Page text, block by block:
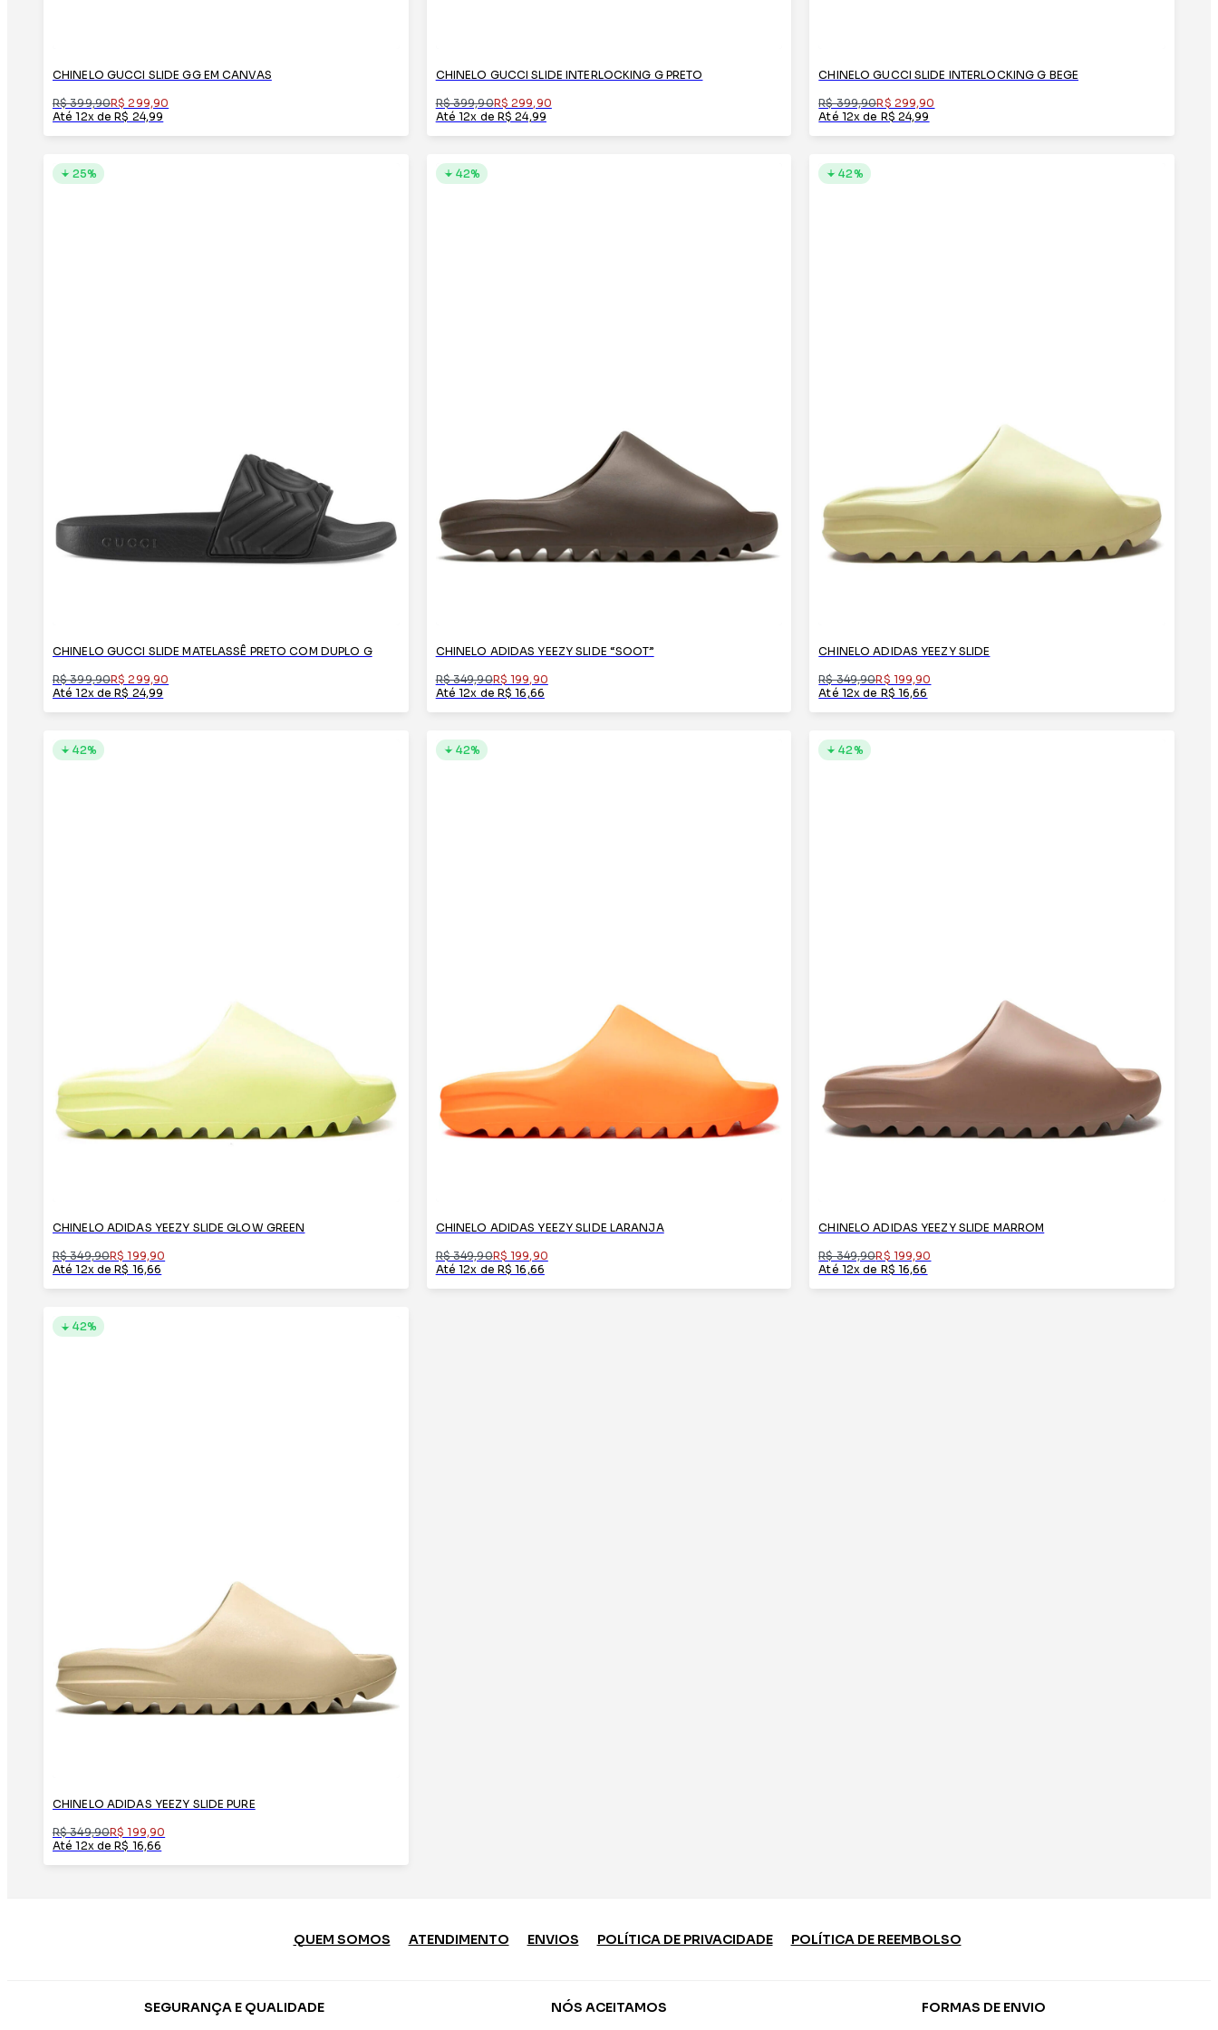
CHINELO GUCCI SLIDE GG EM CANVAS
R$ 399,90R$ 299,90
Até 12x de R$ 24,99
CHINELO GUCCI SLIDE INTERLOCKING G PRETO
R$ 399,90R$ 299,90
Até 12x de R$ 24,99
CHINELO GUCCI SLIDE INTERLOCKING G BEGE
R$ 399,90R$ 299,90
Até 12x de R$ 24,99
CHINELO GUCCI SLIDE MATELASSÊ PRETO COM DUPLO G
R$ 399,90R$ 299,90
Até 12x de R$ 24,99
25%
CHINELO ADIDAS YEEZY SLIDE “SOOT”
R$ 349,90R$ 199,90
Até 12x de R$ 16,66
42%
CHINELO ADIDAS YEEZY SLIDE
R$ 349,90R$ 199,90
Até 12x de R$ 16,66
42%
CHINELO ADIDAS YEEZY SLIDE GLOW GREEN
R$ 349,90R$ 199,90
Até 12x de R$ 16,66
42%
CHINELO ADIDAS YEEZY SLIDE LARANJA
R$ 349,90R$ 199,90
Até 12x de R$ 16,66
42%
CHINELO ADIDAS YEEZY SLIDE MARROM
R$ 349,90R$ 199,90
Até 12x de R$ 16,66
42%
CHINELO ADIDAS YEEZY SLIDE PURE
R$ 349,90R$ 199,90
Até 12x de R$ 16,66
42%
QUEM SOMOS ATENDIMENTO ENVIOS POLÍTICA DE PRIVACIDADE POLÍTICA DE REEMBOLSO
SEGURANÇA E QUALIDADE NÓS ACEITAMOS FORMAS DE ENVIO